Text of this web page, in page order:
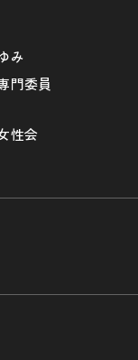
み
門委員
性会